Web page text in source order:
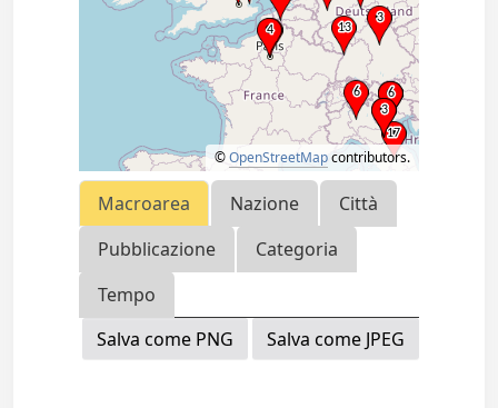
©OpenStreetMapcontributors.
Macroarea Nazione
Città
Pubblicazione
Categoria
Tempo
Salva come PNG
Salva come JPEG